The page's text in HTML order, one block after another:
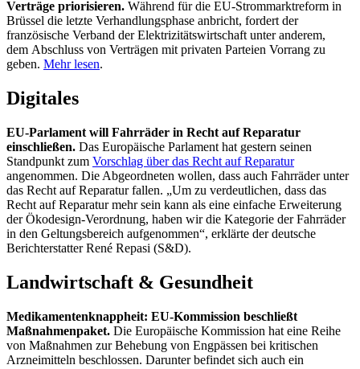
Verträge priorisieren. Während für die EU-Strommarktreform in
Brüssel die letzte Verhandlungsphase anbricht, fordert der
französische Verband der Elektrizitätswirtschaft unter anderem,
dem Abschluss von Verträgen mit privaten Parteien Vorrang zu
geben. Mehr lesen.
Digitales
EU-Parlament will Fahrräder in Recht auf Reparatur
einschließen. Das Europäische Parlament hat gestern seinen
Standpunkt zum Vorschlag über das Recht auf Reparatur
angenommen. Die Abgeordneten wollen, dass auch Fahrräder unter
das Recht auf Reparatur fallen. „Um zu verdeutlichen, dass das
Recht auf Reparatur mehr sein kann als eine einfache Erweiterung
der Ökodesign-Verordnung, haben wir die Kategorie der Fahrräder
in den Geltungsbereich aufgenommen“, erklärte der deutsche
Berichterstatter René Repasi (S&D).
Landwirtschaft & Gesundheit
Medikamentenknappheit: EU-Kommission beschließt
Maßnahmenpaket. Die Europäische Kommission hat eine Reihe
von Maßnahmen zur Behebung von Engpässen bei kritischen
Arzneimitteln beschlossen. Darunter befindet sich auch ein